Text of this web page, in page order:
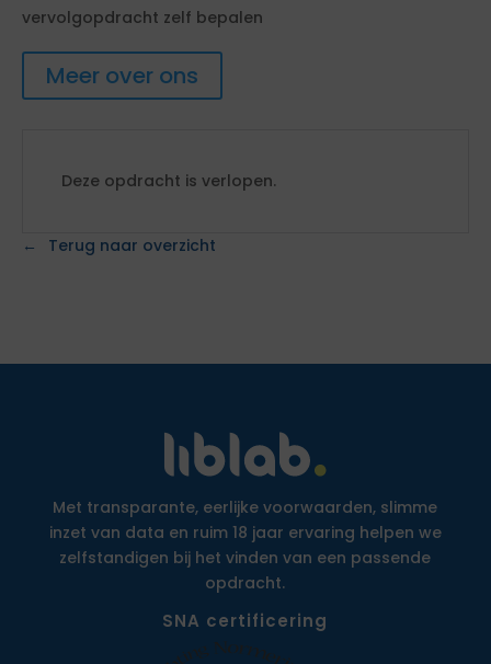
vervolgopdracht zelf bepalen
Meer over ons
Deze opdracht is verlopen.
Terug naar overzicht
Met transparante, eerlijke voorwaarden, slimme
inzet van data en ruim 18 jaar ervaring helpen we
zelfstandigen bij het vinden van een passende
opdracht.
SNA certificering